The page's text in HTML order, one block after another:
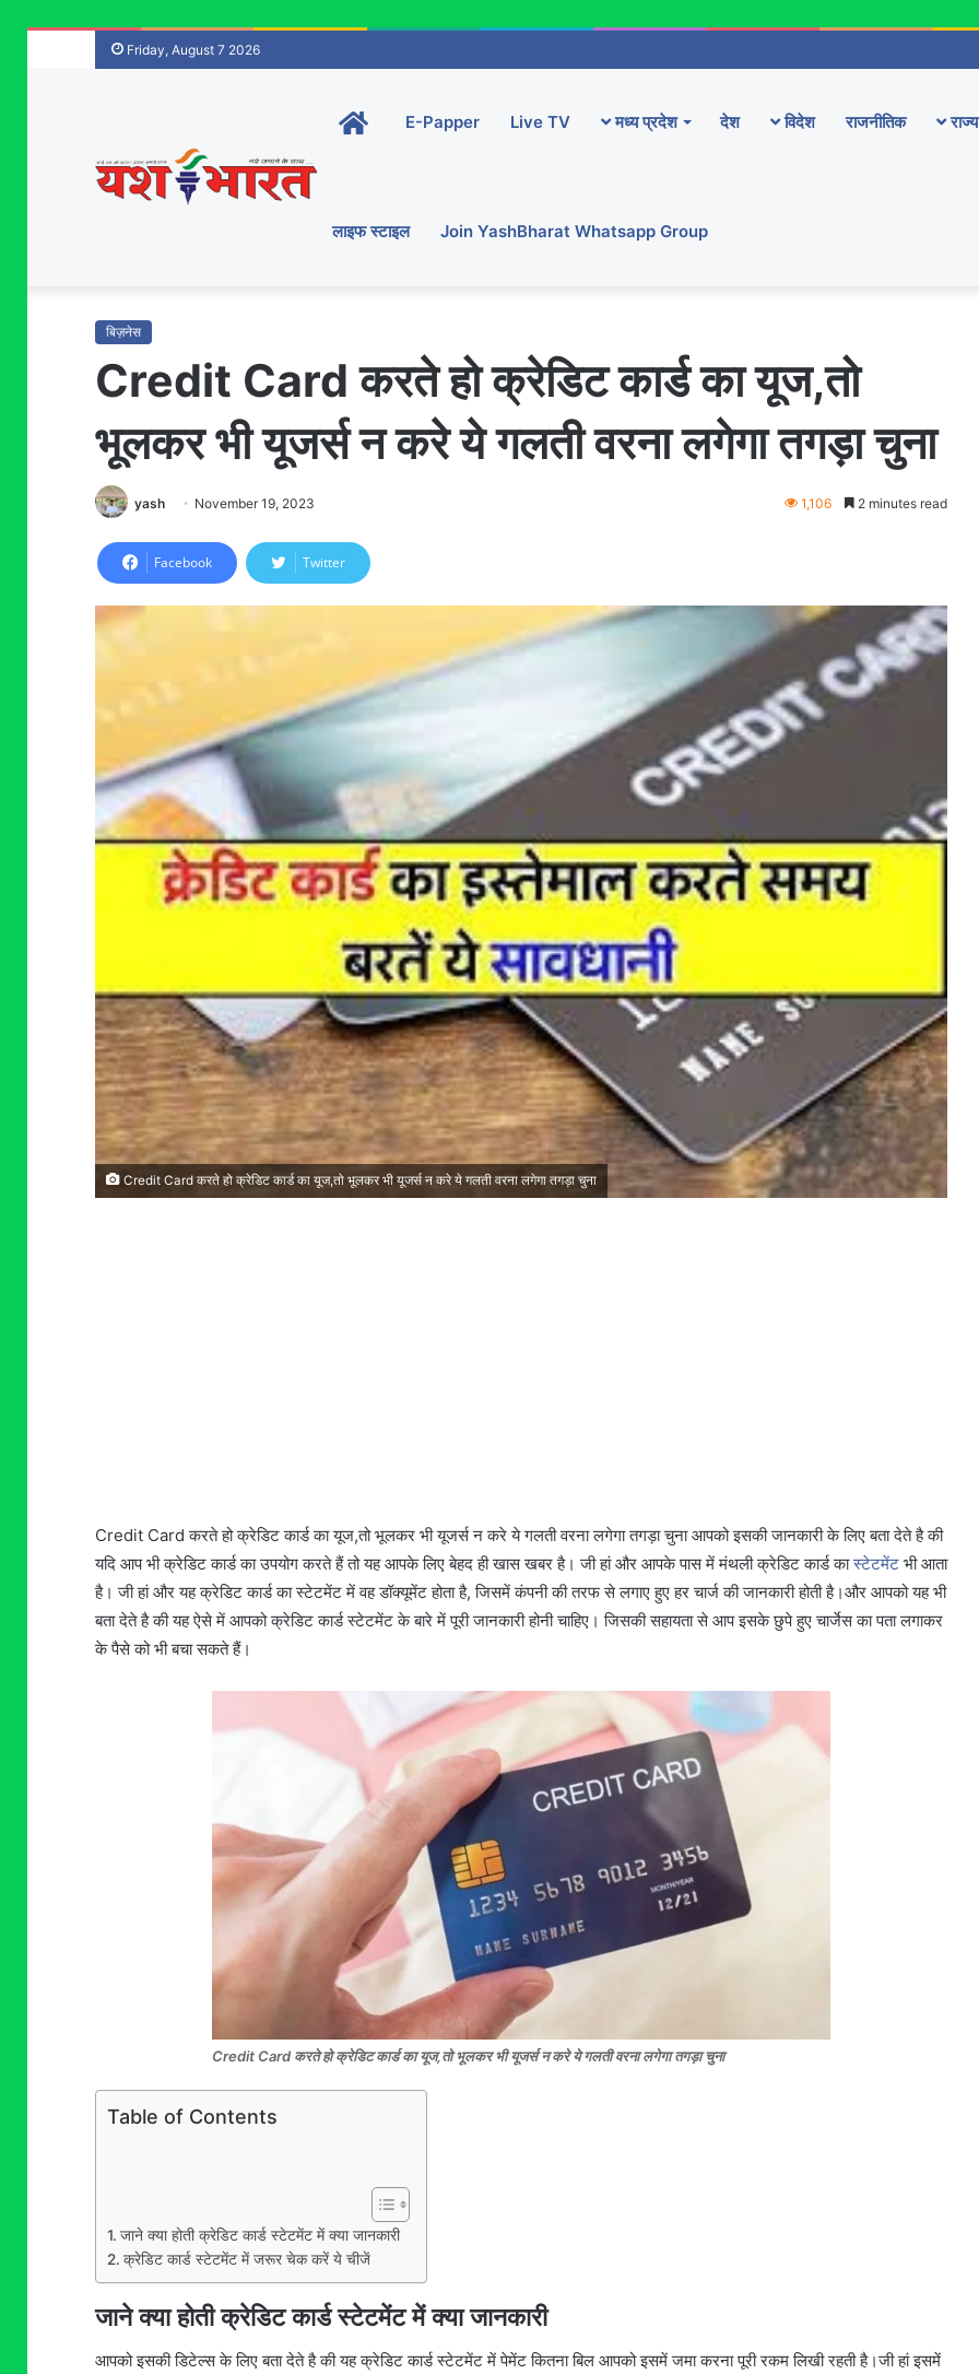
Friday, August 7 2026
Home-
main
E-Papper Live TV मध्य प्रदेश देश विदेश राजनीतिक राज्य
लाइफ स्टाइल Join YashBharat Whatsapp Group
बिज़नेस
Credit Card करते हो क्रेडिट कार्ड का यूज,तो
भूलकर भी यूजर्स न करे ये गलती वरना लगेगा तगड़ा चुना
yash November 19, 2023 1,106 2 minutes read
Facebook Twitter
Credit Card करते हो क्रेडिट कार्ड का यूज,तो भूलकर भी यूजर्स न करे ये गलती वरना लगेगा तगड़ा चुना
Credit Card करते हो क्रेडिट कार्ड का यूज,तो भूलकर भी यूजर्स न करे ये गलती वरना लगेगा तगड़ा चुना आपको इसकी जानकारी के लिए बता देते है की
यदि आप भी क्रेडिट कार्ड का उपयोग करते हैं तो यह आपके लिए बेहद ही खास खबर है। जी हां और आपके पास में मंथली क्रेडिट कार्ड कास्टेटमेंट भी आता
है। जी हां और यह क्रेडिट कार्ड का स्टेटमेंट में वह डॉक्यूमेंट होता है, जिसमें कंपनी की तरफ से लगाए हुए हर चार्ज की जानकारी होती है।और आपको यह भी
बता देते है की यह ऐसे में आपको क्रेडिट कार्ड स्टेटमेंट के बारे में पूरी जानकारी होनी चाहिए। जिसकी सहायता से आप इसके छुपे हुए चार्जेस का पता लगाकर
के पैसे को भी बचा सकते हैं।
Credit Card करते हो क्रेडिट कार्ड का यूज,तो भूलकर भी यूजर्स न करे ये गलती वरना लगेगा तगड़ा चुना
Table of Contents
जाने क्या होती क्रेडिट कार्ड स्टेटमेंट में क्या जानकारी
क्रेडिट कार्ड स्टेटमेंट में जरूर चेक करें ये चीजें
जाने क्या होती क्रेडिट कार्ड स्टेटमेंट में क्या जानकारी
आपको इसकी डिटेल्स के लिए बता देते है की यह क्रेडिट कार्ड स्टेटमेंट में पेमेंट कितना बिल आपको इसमें जमा करना पूरी रकम लिखी रहती है।जी हां इसमें